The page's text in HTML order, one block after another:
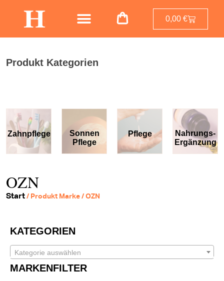
0,00€
Produkt Kategorien
Zahnpflege
Sonnen
Pflege
Pflege
Nahrungs-
Ergänzung
OZN
Start/ Produkt Marke / OZN
KATEGORIEN
Kategorie auswählen
MARKENFILTER